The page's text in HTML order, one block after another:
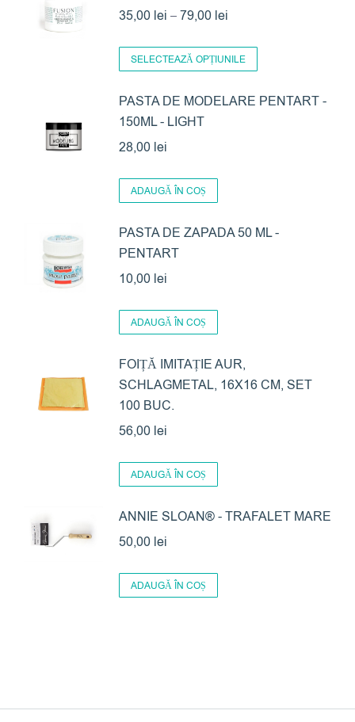
35,00 lei –79,00 lei
prețuri:
până
SELECTEAZĂ OPȚIUNILE
are
fi
PASTA DE MODELARE PENTART -
150ML - LIGHT
28,00 lei
ADAUGĂ ÎN COȘ
PASTA DE ZAPADA 50 ML -
PENTART
10,00 lei
ADAUGĂ ÎN COȘ
FOIȚĂ IMITAȚIE AUR,
SCHLAGMETAL, 16X16 CM, SET
100 BUC.
56,00 lei
ADAUGĂ ÎN COȘ
ANNIE SLOAN® - TRAFALET MARE
50,00 lei
ADAUGĂ ÎN COȘ